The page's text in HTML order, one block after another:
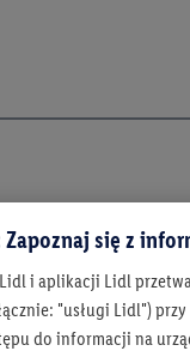
się z
i aplikacji Lidl
"usługi Lidl")
do informacji na